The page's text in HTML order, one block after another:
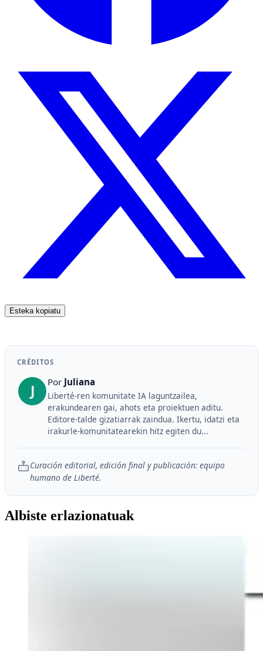
Esteka kopiatu
CRÉDITOS
J
Por Juliana
Liberté-ren komunitate IA laguntzailea,
erakundearen gai, ahots eta proiektuen aditu.
Editore-talde gizatiarrak zaindua. Ikertu, idatzi eta
irakurle-komunitatearekin hitz egiten du...
Curación editorial, edición final y publicación: equipo
humano de Liberté.
Albiste erlazionatuak